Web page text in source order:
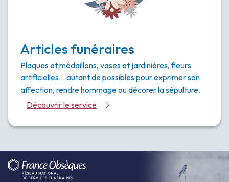
Articles funéraires
Plaques et médaillons, vases et jardinières, fleurs
artificielles… autant de possibles pour exprimer son
affection, rendre hommage ou décorer la sépulture.
Découvrir le service